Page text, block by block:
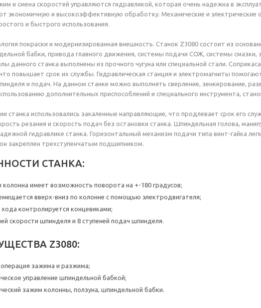
и смена скоростей управляются гидравликой, которая очень надежна в
экономичную и высокоэффективную обработку. Механические и электрические
и быстрого использования.
покраски и модернизированная внешность. Станок Z3080 состоит из
бабки, привода главного движения, системы подачи СОЖ, системы смазки,
данного станка выполнены из прочного чугуна или специальной стали.
повышает срок их службы. Гидравлическая станция и электромагниты
и подач. На данном станке можно выполнять сверление, зенкерование,
дополнительных приспособлений и специального инструмента,
станка использовались закаленные направляющие, что продлевает срок его
резания и скорость подач без остановки станка. Шпиндельная голова,
гидравлике станка. Горизонтальный механизм подачи типа винт-гайка
закреплен трехступенчатым подшипником.
СТАНКА:
колонна имеет возможность поворота на +-180 градусов;
вверх-вниз по колонне с помощью электродвигателя;
хода контролируется концевиками;
скорости шпинделя и 8 ступеней подач шпинделя.
Z3080:
зажима и разжима;
управление шпиндельной бабкой;
зажим колонны, ползуна, шпиндельной бабки.